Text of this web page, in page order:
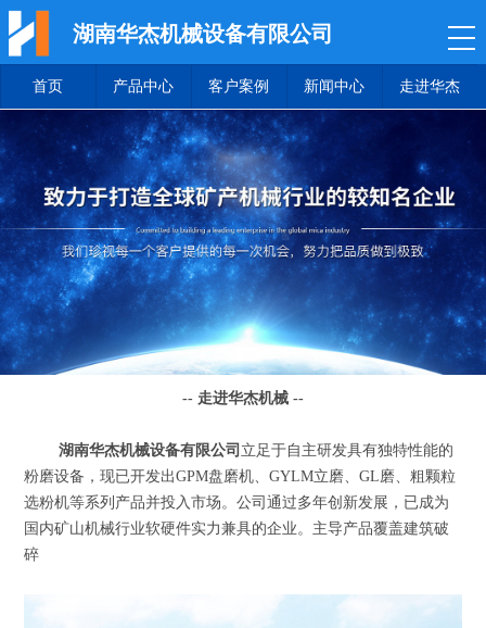
湖南华杰机械设备有限公司
首页 产品中心 客户案例 新闻中心 走进华杰
-- 走进华杰机械 --
湖南华杰机械设备有限公司 立足于自主研发具有独特性能的
粉磨设备，现已开发出GPM盘磨机、GYLM立磨、GL磨、粗颗粒
选粉机等系列产品并投入市场。公司通过多年创新发展，已成为
国内矿山机械行业软硬件实力兼具的企业。主导产品覆盖建筑破
碎